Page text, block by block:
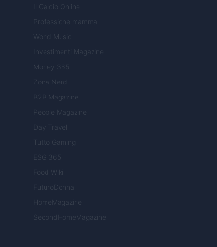
Il Calcio Online
Professione mamma
World Music
Investimenti Magazine
Money 365
Zona Nerd
B2B Magazine
People Magazine
Day Travel
Tutto Gaming
ESG 365
Food Wiki
FuturoDonna
HomeMagazine
SecondHomeMagazine